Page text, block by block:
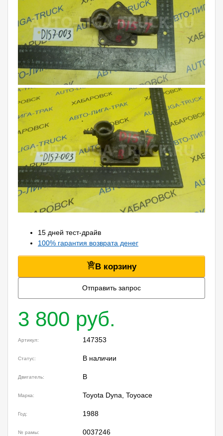
15 дней тест-драйв
100% гарантия возврата денег
В корзину
Отправить запрос
3 800 руб.
Артикул: 147353
Статус: В наличии
Двигатель: B
Марка: Toyota Dyna, Toyoace
Год: 1988
№ рамы: 0037246